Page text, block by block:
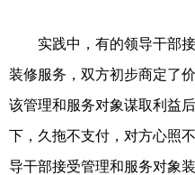
实践中，有的领导干部接
装修服务，双方初步商定了
该管理和服务对象谋取利益
下，久拖不支付，对方心照
导干部接受管理和服务对象